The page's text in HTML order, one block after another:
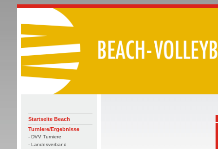
Startseite Beach
Turniere/Ergebnisse
- DVV Turniere
- Landesverband